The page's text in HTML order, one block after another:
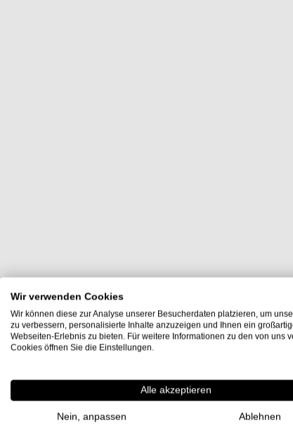
Wir verwenden Cookies
Wir können diese zur Analyse unserer Besucherdaten platzieren, um
zu verbessern, personalisierte Inhalte anzuzeigen und Ihnen ein
Webseiten-Erlebnis zu bieten. Für weitere Informationen zu den von uns
Cookies öffnen Sie die Einstellungen.
Alle akzeptieren
Nein, anpassen Ablehnen